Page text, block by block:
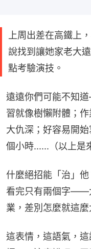
上周出差在高鐵上
說找到讓她家老大
點考驗演技。
遠遠你們可能不知
習就像樹懶附體；
大仇深；好容易開
個小時......（以上是
什麼絕招能「治」
看完只有兩個字——
業，差別怎麼就這麼
這表情，這語氣，